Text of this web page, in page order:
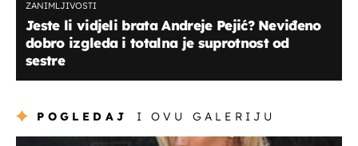
ZANIMLJIVOSTI
Jeste li vidjeli brata Andreje Pejić? Neviđeno
dobro izgleda i totalna je suprotnost od
sestre
POGLEDAJ I OVU GALERIJU